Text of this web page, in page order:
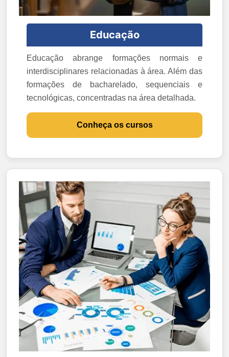
Educação
Educação abrange formações normais e
interdisciplinares relacionadas à área. Além das
formações de bacharelado, sequenciais e
tecnológicas, concentradas na área detalhada.
Conheça os cursos